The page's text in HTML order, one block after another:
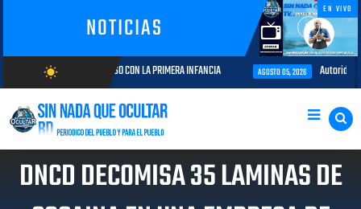
NOTICIAS
EN VIVO
wb_sunny
AGOSTO/8/2026
CON LA PRIMERA INFANCIA AGOSTO 05, 2026 Autoridades del CESAC y
DNCD DECOMISA 35 LAMINAS DE